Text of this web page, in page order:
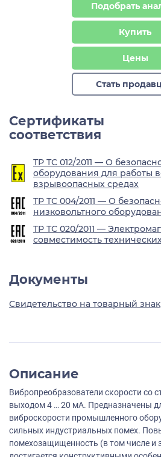
Подобрать
Купить
Цены
Стать
Сертификаты
соответствия
ТР ТС 012/2011 — О
оборудования для работы
взрывоопасных средах
ТР ТС 004/2011 — О
низковольтного
ТР ТС 020/2011 —
совместимость
Документы
Свидетельство на товарный знак
Описание
Вибропреобразователи скорости со
выходом 4 … 20 мА. Предназначены
виброскорости промышленного
сильных индустриальных помех.
помехозащищенность (в том числе и